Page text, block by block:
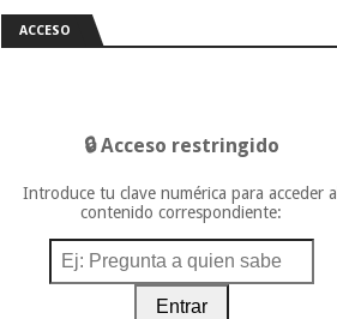
ACCESO
🔒 Acceso restringido
Introduce tu clave numérica para acceder al
contenido correspondiente:
Entrar